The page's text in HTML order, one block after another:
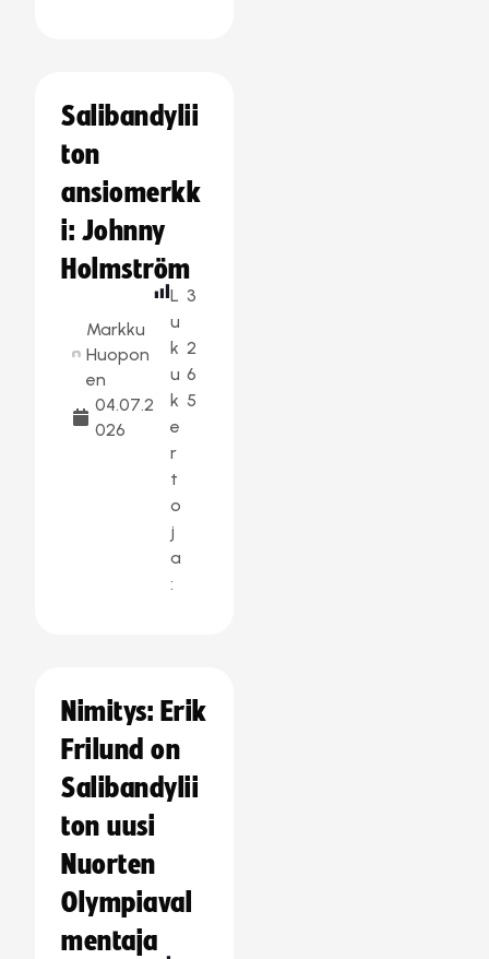
Salibandylii
ton
ansiomerkk
i: Johnny
Holmström
Markku
Huopon
en
04.07.2
026
L
u
k
u
k
e
r
t
o
j
a
:
3
2
6
5
Nimitys: Erik
Frilund on
Salibandylii
ton uusi
Nuorten
Olympiaval
mentaja